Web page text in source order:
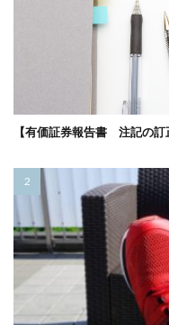
【有価証券報告書 注記の訂